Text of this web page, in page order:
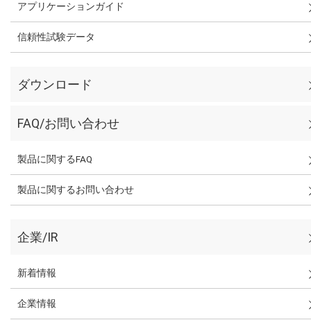
アプリケーションガイド
信頼性試験データ
ダウンロード
FAQ/お問い合わせ
製品に関するFAQ
製品に関するお問い合わせ
企業/IR
新着情報
企業情報